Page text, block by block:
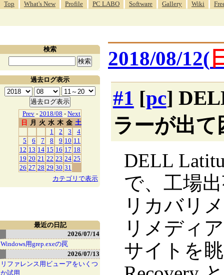
Top What's New Profile PC LABO Software Gallery Wiki
2018/08/12(
#1 [pc]
ラーが出
DELL
で、工場
リカバリ
リメディ
サイトを
最近の日記
2026/07/14
Windows用grep.exeの罠
2026/07/13
リファレンス用ビューアをいくつ
か試用
検索
過去ログ表示
Prev - 2018/08 - Next
日
月 火 水 木 金 土
1
2 3
4
5
6 7 8 9 10 11
12 13 14 15 16 17 18
19 20 21 22 23 24 25
26 27 28 29 30 31
カテゴリで表示